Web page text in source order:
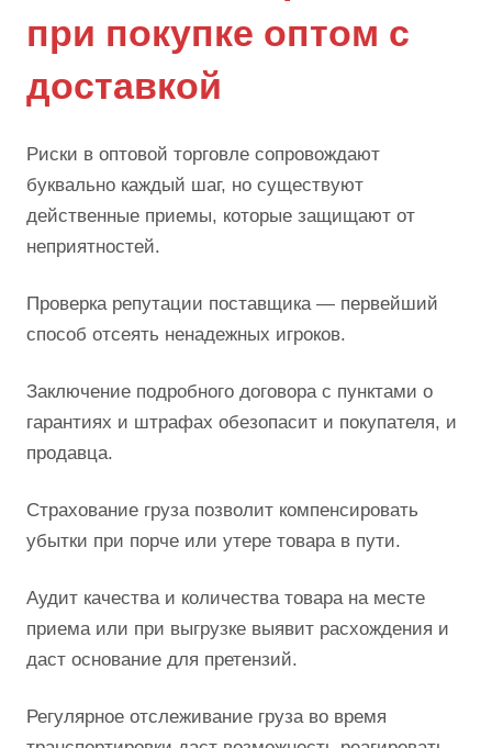
при покупке оптом с
доставкой
Риски в оптовой торговле сопровождают
буквально каждый шаг, но существуют
действенные приемы, которые защищают от
неприятностей.
Проверка репутации поставщика — первейший
способ отсеять ненадежных игроков.
Заключение подробного договора с пунктами о
гарантиях и штрафах обезопасит и покупателя, и
продавца.
Страхование груза позволит компенсировать
убытки при порче или утере товара в пути.
Аудит качества и количества товара на месте
приема или при выгрузке выявит расхождения и
даст основание для претензий.
Регулярное отслеживание груза во время